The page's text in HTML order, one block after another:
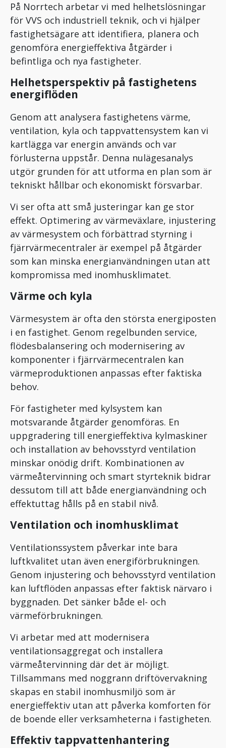
På Norrtech arbetar vi med helhetslösningar
för VVS och industriell teknik, och vi hjälper
fastighetsägare att identifiera, planera och
genomföra energieffektiva åtgärder i
befintliga och nya fastigheter.
Helhetsperspektiv på fastighetens
energiflöden
Genom att analysera fastighetens värme,
ventilation, kyla och tappvattensystem kan vi
kartlägga var energin används och var
förlusterna uppstår. Denna nulägesanalys
utgör grunden för att utforma en plan som är
tekniskt hållbar och ekonomiskt försvarbar.
Vi ser ofta att små justeringar kan ge stor
effekt. Optimering av värmeväxlare, injustering
av värmesystem och förbättrad styrning i
fjärrvärmecentraler är exempel på åtgärder
som kan minska energianvändningen utan att
kompromissa med inomhusklimatet.
Värme och kyla
Värmesystem är ofta den största energiposten
i en fastighet. Genom regelbunden service,
flödesbalansering och modernisering av
komponenter i fjärrvärmecentralen kan
värmeproduktionen anpassas efter faktiska
behov.
För fastigheter med kylsystem kan
motsvarande åtgärder genomföras. En
uppgradering till energieffektiva kylmaskiner
och installation av behovsstyrd ventilation
minskar onödig drift. Kombinationen av
värmeåtervinning och smart styrteknik bidrar
dessutom till att både energianvändning och
effektuttag hålls på en stabil nivå.
Ventilation och inomhusklimat
Ventilationssystem påverkar inte bara
luftkvalitet utan även energiförbrukningen.
Genom injustering och behovsstyrd ventilation
kan luftflöden anpassas efter faktisk närvaro i
byggnaden. Det sänker både el- och
värmeförbrukningen.
Vi arbetar med att modernisera
ventilationsaggregat och installera
värmeåtervinning där det är möjligt.
Tillsammans med noggrann driftövervakning
skapas en stabil inomhusmiljö som är
energieffektiv utan att påverka komforten för
de boende eller verksamheterna i fastigheten.
Effektiv tappvattenhantering